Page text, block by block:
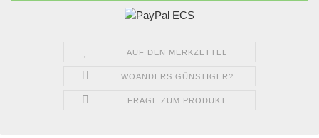
AUF DEN MERKZETTEL
WOANDERS GÜNSTIGER?
FRAGE ZUM PRODUKT